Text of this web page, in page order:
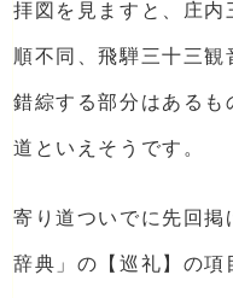
拝図を見ますと、庄内
順不同、飛騨三十三
錯綜する部分はある
道といえそうです。
寄り道ついでに先回掲
辞典」の【巡礼】の